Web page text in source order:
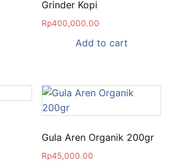
Grinder Kopi
Rp400,000.00
Add to cart
Gula Aren Organik 200gr
Rp45,000.00